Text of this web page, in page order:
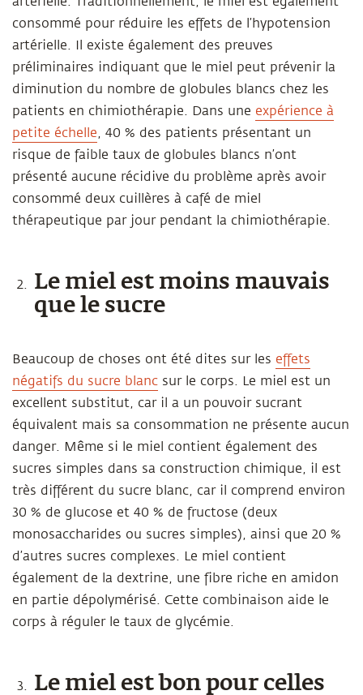
consommé pour réduire les effets de l’hypotension
artérielle. Il existe également des preuves
préliminaires indiquant que le miel peut prévenir la
diminution du nombre de globules blancs chez les
patients en chimiothérapie. Dans une expérience à
petite échelle, 40 % des patients présentant un
risque de faible taux de globules blancs n’ont
présenté aucune récidive du problème après avoir
consommé deux cuillères à café de miel
thérapeutique par jour pendant la chimiothérapie.
Le miel est moins mauvais
que le sucre
Beaucoup de choses ont été dites sur les effets
négatifs du sucre blanc sur le corps. Le miel est un
excellent substitut, car il a un pouvoir sucrant
équivalent mais sa consommation ne présente aucun
danger. Même si le miel contient également des
sucres simples dans sa construction chimique, il est
très différent du sucre blanc, car il comprend environ
30 % de glucose et 40 % de fructose (deux
monosaccharides ou sucres simples), ainsi que 20 %
d’autres sucres complexes. Le miel contient
également de la dextrine, une fibre riche en amidon
en partie dépolymérisé. Cette combinaison aide le
corps à réguler le taux de glycémie.
Le miel est bon pour celles